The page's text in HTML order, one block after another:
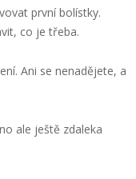
první bolístky.
co je třeba.
Ani se nenadějete, a
ale ještě zdaleka